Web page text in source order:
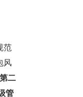
范
风
第二
管